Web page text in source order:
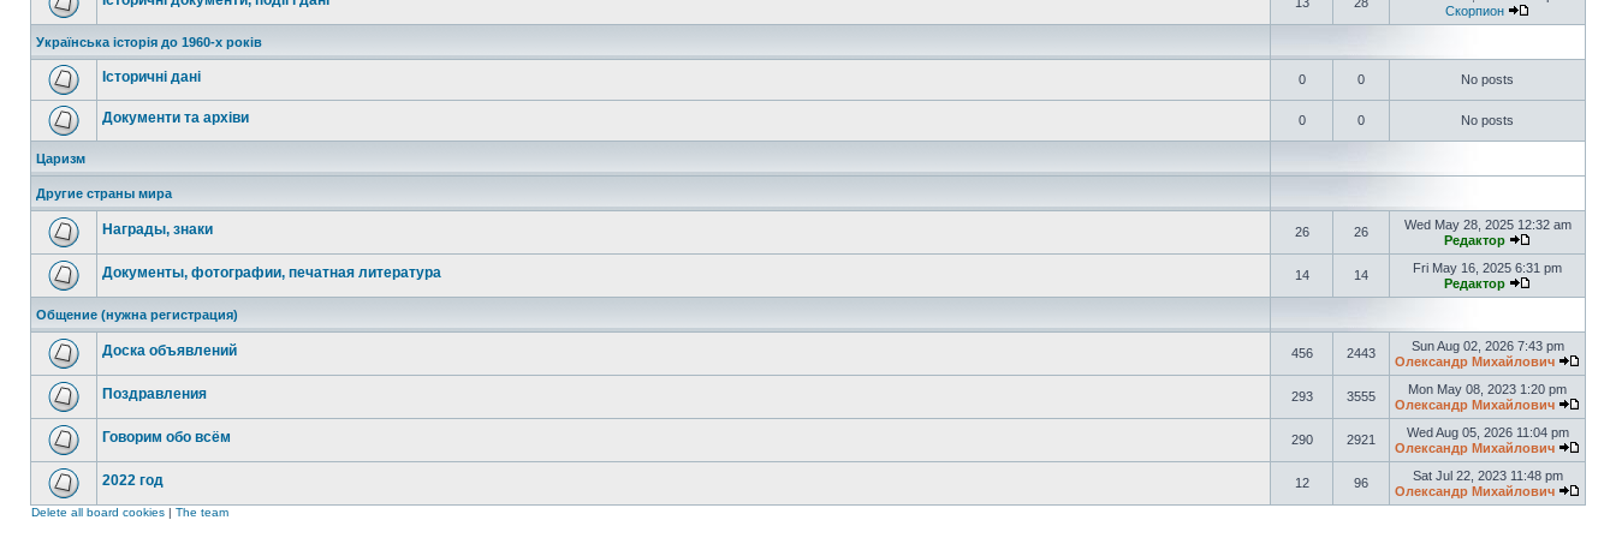
Скорпион
Українська історія до 1960-х років
Історичні дані 0 0 No posts
Документи та архіви 0 0 No posts
Царизм
Другие страны мира
Награды, знаки 26 26
Wed May 28, 2025 12:32 am
Редактор
Документы, фотографии, печатная литература 14 14
Fri May 16, 2025 6:31 pm
Редактор
Общение (нужна регистрация)
Доска объявлений 456 2443
Sun Aug 02, 2026 7:43 pm
Олександр Михайлович
Поздравления 293 3555
Mon May 08, 2023 1:20 pm
Олександр Михайлович
Говорим обо всём 290 2921
Wed Aug 05, 2026 11:04 pm
Олександр Михайлович
2022 год 12 96
Sat Jul 22, 2023 11:48 pm
Олександр Михайлович
Delete all board cookies | The team